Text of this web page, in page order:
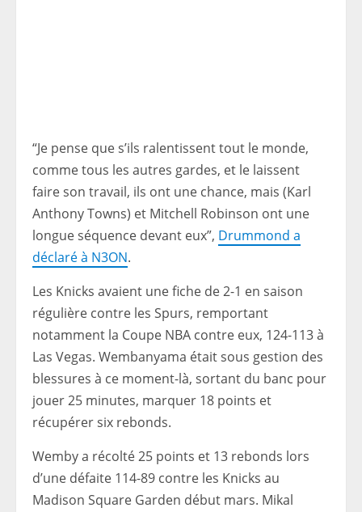
“Je pense que s’ils ralentissent tout le monde,
comme tous les autres gardes, et le laissent
faire son travail, ils ont une chance, mais (Karl
Anthony Towns) et Mitchell Robinson ont une
longue séquence devant eux”, Drummond a
déclaré à N3ON.
Les Knicks avaient une fiche de 2-1 en saison
régulière contre les Spurs, remportant
notamment la Coupe NBA contre eux, 124-113 à
Las Vegas. Wembanyama était sous gestion des
blessures à ce moment-là, sortant du banc pour
jouer 25 minutes, marquer 18 points et
récupérer six rebonds.
Wemby a récolté 25 points et 13 rebonds lors
d’une défaite 114-89 contre les Knicks au
Madison Square Garden début mars. Mikal